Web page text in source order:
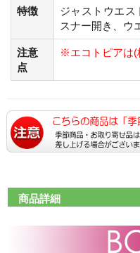
特徴
ジャストウエス
スナー開き、ウ
注意
点
※エコトピアは(
商品詳細